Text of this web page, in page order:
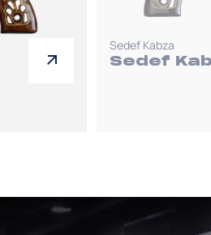
Sedef Kabza
Sedef